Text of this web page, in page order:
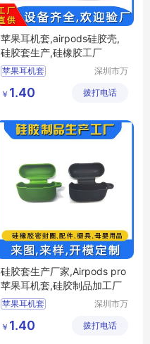
苹果耳机套,airpods硅胶壳,
硅胶套生产,硅橡胶工厂
苹果耳机套
新款硅胶套
硅胶套开模
深圳市万
有限公司
￥ 1.40 拨打电话
硅胶套生产厂家,Airpods pro
苹果耳机套,硅胶制品加工厂
苹果耳机套
硅胶套生产
深圳市万
有限公司
￥ 1.40 拨打电话